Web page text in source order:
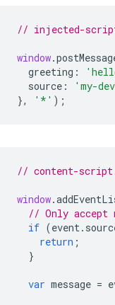
// injected-
window.
greeting :
source :
'my-
},
'*' );
// content-
window.
// Only accept
if (event.
return ;
}
var message =